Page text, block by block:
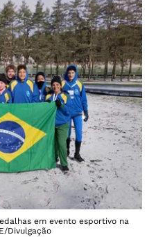
em evento esportivo na
Divulgação